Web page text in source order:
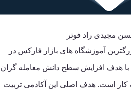
آموزشگاه های بازار فارکس در
با هدف افزایش سطح دانش معامله گران
کار است. هدف اصلی این آکادمی تربیت